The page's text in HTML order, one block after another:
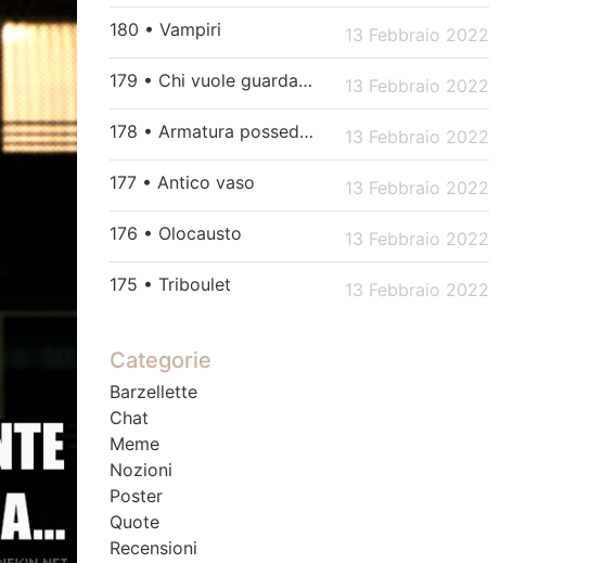
180 • Vampiri 13 Febbraio 2022
179 • Chi vuole guardare Netflix? 13 Febbraio 2022
178 • Armatura posseduta 13 Febbraio 2022
177 • Antico vaso 13 Febbraio 2022
176 • Olocausto 13 Febbraio 2022
175 • Triboulet 13 Febbraio 2022
Categorie
Barzellette
Chat
Meme
Nozioni
Poster
Quote
Recensioni